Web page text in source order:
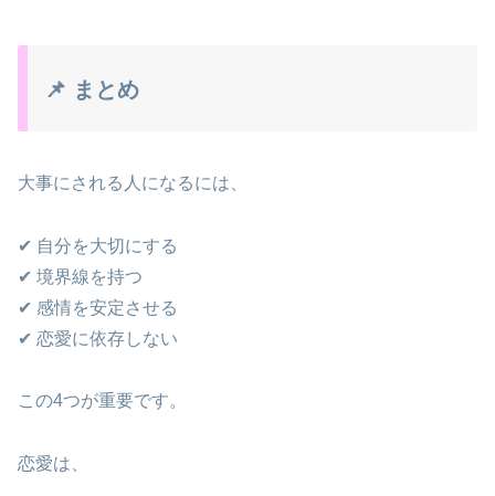
📌 まとめ
大事にされる人になるには、
✔ 自分を大切にする
✔ 境界線を持つ
✔ 感情を安定させる
✔ 恋愛に依存しない
この4つが重要です。
恋愛は、